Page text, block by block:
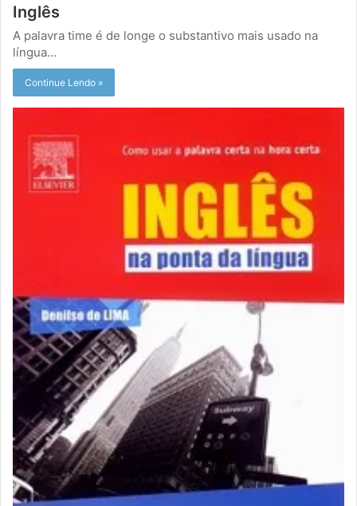
Inglês
A palavra time é de longe o substantivo mais usado na
língua…
Continue Lendo »